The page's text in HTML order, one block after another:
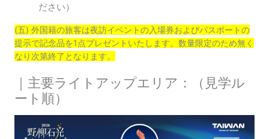
ださい）
(五) 外国籍の旅客は夜訪イベントの入場券およびパスポートの
提示で記念品を1点プレゼントいたします。数量限定のため無く
なり次第終了となります。
｜主要ライトアップエリア：（見学ル
ート順）